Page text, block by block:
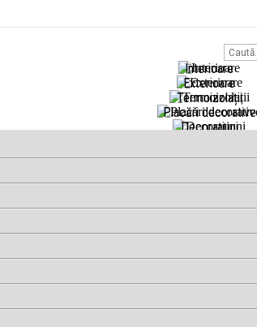
Interioare
Exterioare
Termoizolații
Placări decorative
Decorațiuni
Hidroizolații